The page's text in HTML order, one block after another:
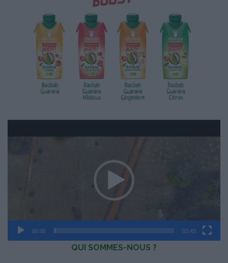
vidéo
00:00 03:43
QUI SOMMES-NOUS ?